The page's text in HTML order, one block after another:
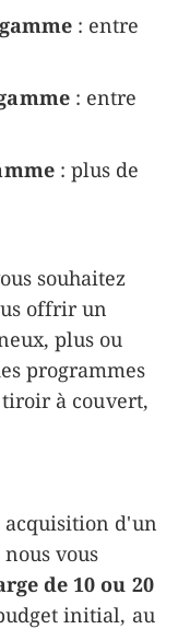
: entre
: entre
: plus de
souhaitez
offrir un
plus ou
programmes
à couvert,
d'un
vous
de 10 ou 20
initial, au